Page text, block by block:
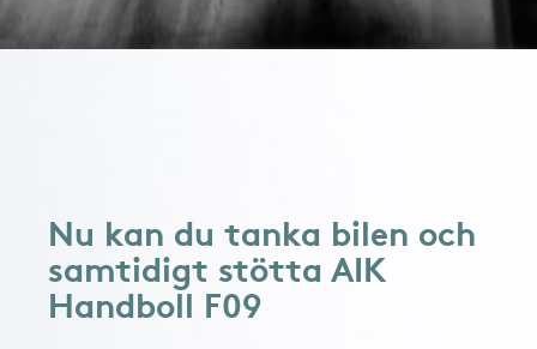
Nu kan du tanka bilen och
samtidigt stötta AIK
Handboll F09